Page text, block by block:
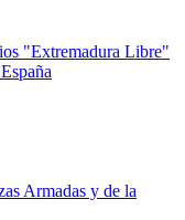
"Extremadura Libre"
Armadas y de la